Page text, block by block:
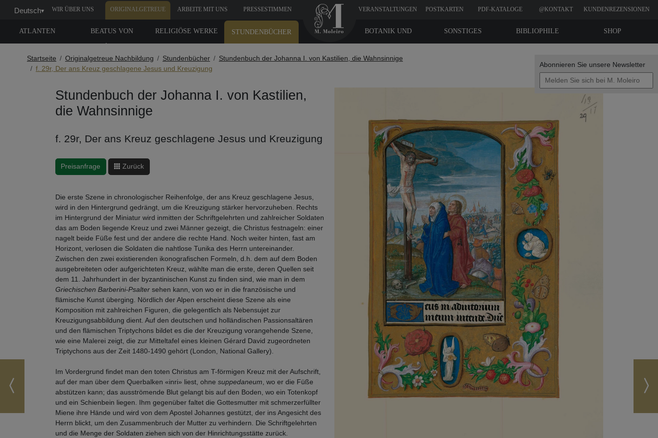
Abonnieren Sie unsere Newsletter
Deutsch▾ WIR ÜBER UNS ORIGINALGETREUE ARBEITE MIT UNS PRESSESTIMMEN VERANSTALTUNGEN POSTKARTEN PDF-KATALOGE @KONTAKT KUNDENREZENSIONEN
ATLANTEN BEATUS VON RELIGIÖSE WERKE STUNDENBÜCHER SHOP
BIBLIOPHILE
SONSTIGES
BOTANIK UND
Startseite Originalgetreue Nachbildung Stundenbücher
Stundenbuch der Johanna I. von Kastilien, die Wahnsinnige
f. 29r, Der ans Kreuz geschlagene Jesus und Kreuzigung
Stundenbuch der Johanna I. von Kastilien,
die Wahnsinnige
f. 29r, Der ans Kreuz geschlagene Jesus und Kreuzigung
Preisanfrage Zurück
Die erste Szene in chronologischer Reihenfolge, der ans Kreuz geschlagene Jesus,
wird in den Hintergrund gedrängt, um die Kreuzigung stärker hervorzuheben. Rechts
im Hintergrund der Miniatur wird inmitten der Schriftgelehrten und zahlreicher Soldaten
das am Boden liegende Kreuz und zwei Männer gezeigt, die Christus festnageln: einer
nagelt beide Füße fest und der andere die rechte Hand. Noch weiter hinten, fast am
Horizont, verlosen die Soldaten die nahtlose Tunika des Herrn untereinander.
Zwischen den zwei existierenden ikonografischen Formeln, d.h. dem auf dem Boden
ausgebreiteten oder aufgerichteten Kreuz, wählte man die erste, deren Quellen seit
dem 11. Jahrhundert in der byzantinischen Kunst zu finden sind, wie man in dem
Griechischen Barberini-Psaltersehen kann, von wo er in die französische und
flämische Kunst überging. Nördlich der Alpen erscheint diese Szene als eine
Komposition mit zahlreichen Figuren, die gelegentlich als Nebensujet zur
Kreuzigungsabbildung dient. Auf den deutschen und holländischen Passionsaltären
und den flämischen Triptychons bildet es die der Kreuzigung vorangehende Szene,
wie eine Malerei zeigt, die zur Mitteltafel eines kleinen Gérard David zugeordneten
Triptychons aus der Zeit 1480-1490 gehört (London, National Gallery).
Im Vordergrund findet man den toten Christus am T-förmigen Kreuz mit der Aufschrift,
auf der man über dem Querbalken «inri» liest, ohne suppedaneum , wo er die Füße
abstützen kann; das ausströmende Blut gelangt bis auf den Boden, wo ein Totenkopf
und ein Schienbein liegen. Ihm gegenüber faltet die Gottesmutter mit schmerzerfüllter
Miene ihre Hände und wird von dem Apostel Johannes gestützt, der ins Angesicht des
Herrn blickt, um den Zusammenbruch der Mutter zu verhindern. Die Schriftgelehrten
und die Menge der Soldaten ziehen sich von der Hinrichtungsstätte zurück.